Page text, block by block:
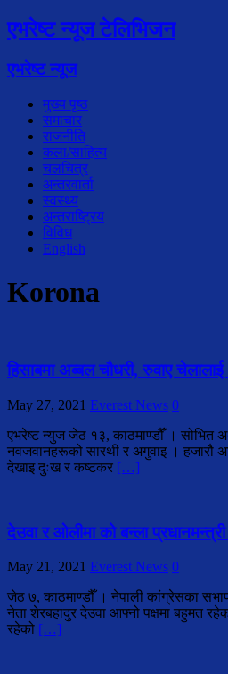
एभरेष्ट न्यूज टेलिभिजन
एभरेष्ट न्यूज
मुख्य पृष्ठ
समाचार
राजनीति
कला/साहित्य
चलचित्र
अन्तरवार्ता
स्वस्थ्य
अन्तराष्ट्रिय
विविध
English
Korona
हिसाबमा अब्बल चौधरी, रुवाए
May 27, 2021 Everest News 0
एभरेष्ट न्युज जेठ १३, काठमाण्डौँ । सोभित
नवजवानहरूको सारथी र अगुवाइ । हजारौ
देखाइ दुःख र कष्टकर […]
देउवा र ओलीमा को बन्ला
May 21, 2021 Everest News 0
जेठ ७, काठमाण्डौँ । नेपाली कांग्रेसका
नेता शेरबहादुर देउवा आफ्नो पक्षमा बहुमत
रहेको […]